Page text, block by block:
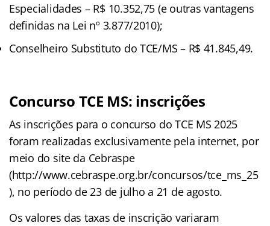
Especialidades – R$ 10.352,75 (e outras vantagens
definidas na Lei nº 3.877/2010);
Conselheiro Substituto do TCE/MS – R$ 41.845,49.
Concurso TCE MS: inscrições
As inscrições para o concurso do TCE MS 2025
foram realizadas exclusivamente pela internet, por
meio do site da Cebraspe
(http://www.cebraspe.org.br/concursos/tce_ms_25
), no período de 23 de julho a 21 de agosto.
Os valores das taxas de inscrição variaram